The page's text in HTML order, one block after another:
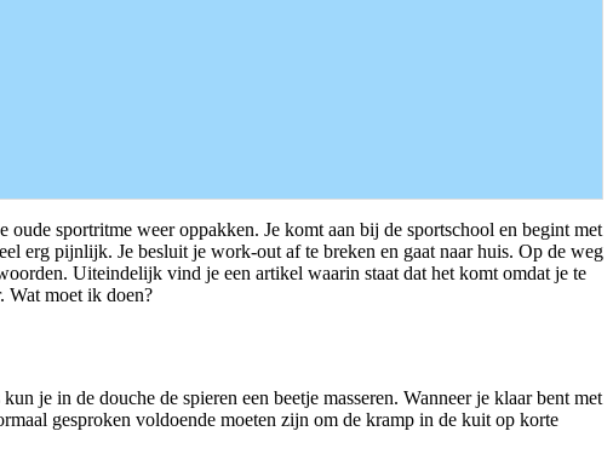
sportritme weer oppakken. Je komt aan bij de sportschool en begint met
erg pijnlijk. Je besluit je work-out af te breken en gaat naar huis. Op de weg
Uiteindelijk vind je een artikel waarin staat dat het komt omdat je te
Wat moet ik doen?
je in de douche de spieren een beetje masseren. Wanneer je klaar bent met
gesproken voldoende moeten zijn om de kramp in de kuit op korte